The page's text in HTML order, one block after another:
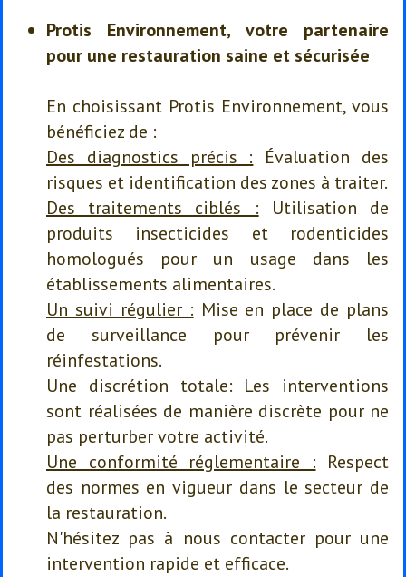
Protis Environnement, votre partenaire
pour une restauration saine et sécurisée
En choisissant Protis Environnement, vous
bénéficiez de :
Des diagnostics précis : Évaluation des
risques et identification des zones à traiter.
Des traitements ciblés : Utilisation de
produits insecticides et rodenticides
homologués pour un usage dans les
établissements alimentaires.
Un suivi régulier : Mise en place de plans
de surveillance pour prévenir les
réinfestations.
Une discrétion totale: Les interventions
sont réalisées de manière discrète pour ne
pas perturber votre activité.
Une conformité réglementaire : Respect
des normes en vigueur dans le secteur de
la restauration.
N'hésitez pas à nous contacter pour une
intervention rapide et efficace.